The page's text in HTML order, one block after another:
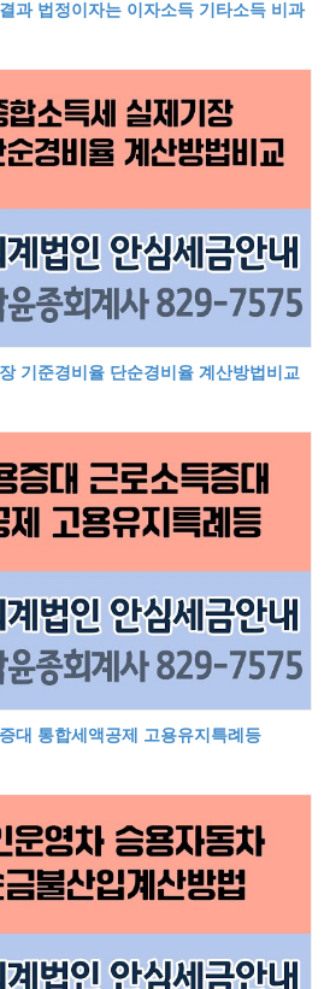
과 법정이자는 이자소득 기타소득 비과
기준경비율 단순경비율 계산방법비교
대 통합세액공제 고용유지특례등